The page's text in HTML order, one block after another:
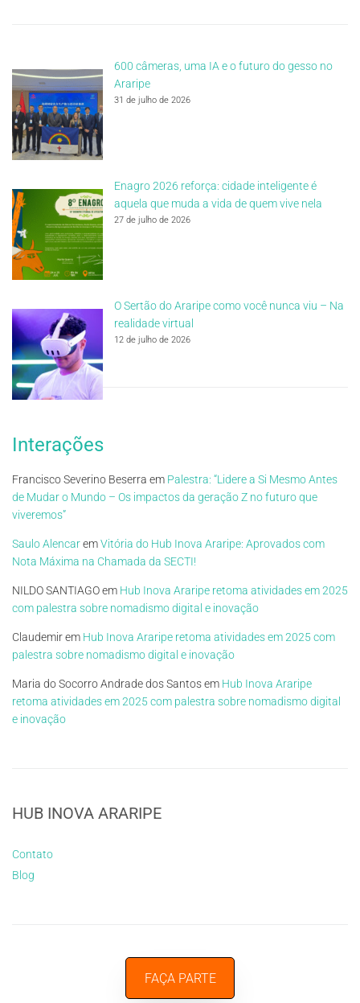
600 câmeras, uma IA e o futuro do gesso no
Araripe
31 de julho de 2026
Enagro 2026 reforça: cidade inteligente é
aquela que muda a vida de quem vive nela
27 de julho de 2026
O Sertão do Araripe como você nunca viu – Na
realidade virtual
12 de julho de 2026
Interações
Francisco Severino Beserra em Palestra: “Lidere a Si Mesmo Antes
de Mudar o Mundo – Os impactos da geração Z no futuro que
viveremos”
Saulo AlencaremVitória do Hub Inova Araripe: Aprovados com
Nota Máxima na Chamada da SECTI!
NILDO SANTIAGOem Hub Inova Araripe retoma atividades em 2025
com palestra sobre nomadismo digital e inovação
Claudemirem Hub Inova Araripe retoma atividades em 2025 com
palestra sobre nomadismo digital e inovação
Maria do Socorro Andrade dos Santosem Hub Inova Araripe
retoma atividades em 2025 com palestra sobre nomadismo digital
e inovação
HUB INOVA ARARIPE
Contato
Blog
FAÇA PARTE